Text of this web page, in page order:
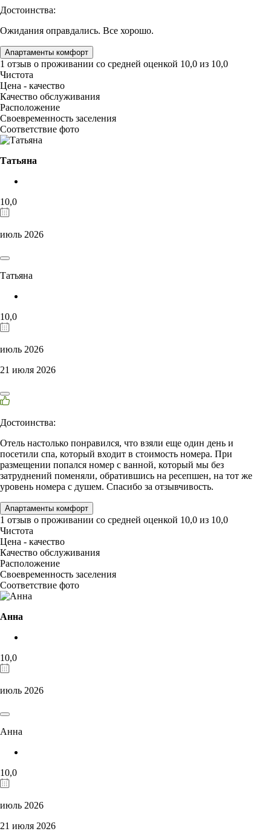
Достоинства:
Ожидания оправдались. Все хорошо.
Апартаменты комфорт
1 отзыв о проживании со средней оценкой 10,0 из 10,0
Чистота
Цена - качество
Качество обслуживания
Расположение
Своевременность заселения
Соответствие фото
Татьяна
10,0
июль 2026
Татьяна
10,0
июль 2026
21 июля 2026
Достоинства:
Отель настолько понравился, что взяли еще один день и
посетили спа, который входит в стоимость номера. При
размещении попался номер с ванной, который мы без
затруднений поменяли, обратившись на ресепшен, на тот же
уровень номера с душем. Спасибо за отзывчивость.
Апартаменты комфорт
1 отзыв о проживании со средней оценкой 10,0 из 10,0
Чистота
Цена - качество
Качество обслуживания
Расположение
Своевременность заселения
Соответствие фото
Анна
10,0
июль 2026
Анна
10,0
июль 2026
21 июля 2026